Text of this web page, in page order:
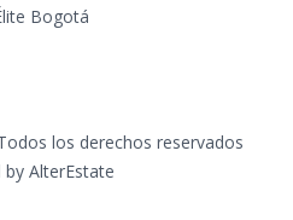
Bogotá
los derechos reservados
by AlterEstate